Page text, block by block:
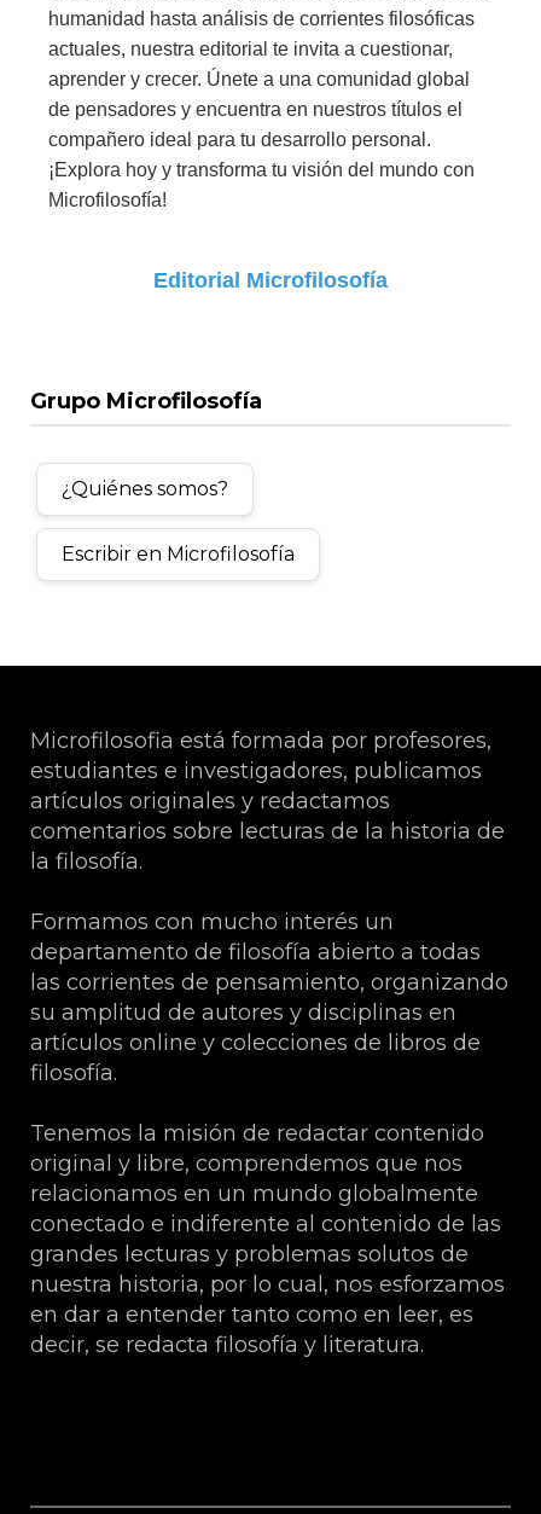
humanidad hasta análisis de corrientes filosóficas
actuales, nuestra editorial te invita a cuestionar,
aprender y crecer. Únete a una comunidad global
de pensadores y encuentra en nuestros títulos el
compañero ideal para tu desarrollo personal.
¡Explora hoy y transforma tu visión del mundo con
Microfilosofía!
Editorial Microfilosofía
Grupo Microfilosofía
¿Quiénes somos?
Escribir en Microfilosofía
Microfilosofia está formada por profesores,
estudiantes e investigadores, publicamos
artículos originales y redactamos
comentarios sobre lecturas de la historia de
la filosofía.
Formamos con mucho interés un
departamento de filosofía abierto a todas
las corrientes de pensamiento, organizando
su amplitud de autores y disciplinas en
artículos online y colecciones de libros de
filosofía.
Tenemos la misión de redactar contenido
original y libre, comprendemos que nos
relacionamos en un mundo globalmente
conectado e indiferente al contenido de las
grandes lecturas y problemas solutos de
nuestra historia, por lo cual, nos esforzamos
en dar a entender tanto como en leer, es
decir, se redacta filosofía y literatura.